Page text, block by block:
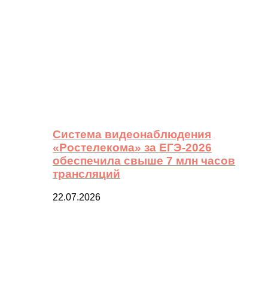
Система видеонаблюдения
«Ростелекома» за ЕГЭ-2026
обеспечила свыше 7 млн часов
трансляций
22.07.2026